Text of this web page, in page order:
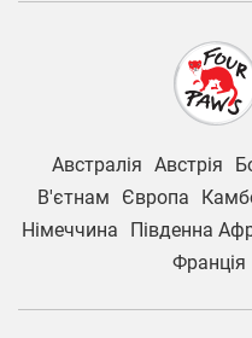
Австралія Австрія
В'єтнам
Європа
Німеччина
Південна
Франція